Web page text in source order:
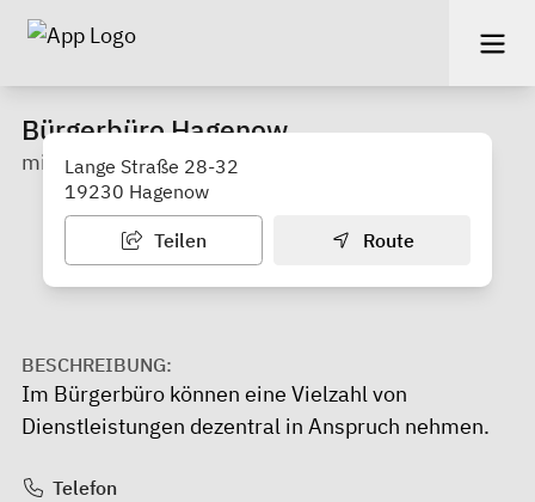
Bürgerbüro Hagenow
mit Kfz-Zulassung
Lange Straße 28-32
19230 Hagenow
Teilen Route
BESCHREIBUNG:
Im Bürgerbüro können eine Vielzahl von
Dienstleistungen dezentral in Anspruch nehmen.
Telefon